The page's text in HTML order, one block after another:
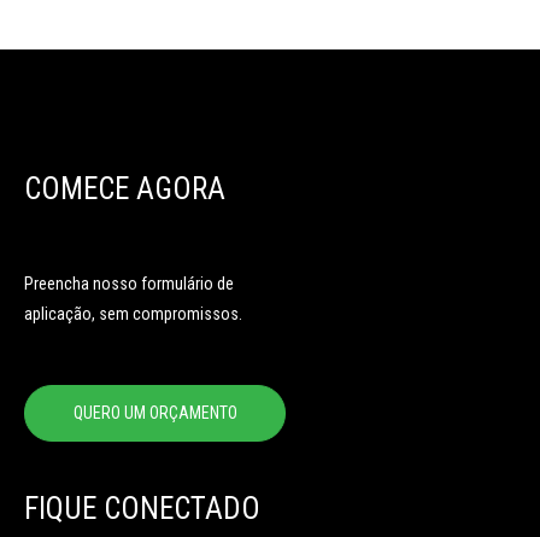
COMECE AGORA
Preencha nosso formulário de
aplicação, sem compromissos.
QUERO UM ORÇAMENTO
FIQUE CONECTADO